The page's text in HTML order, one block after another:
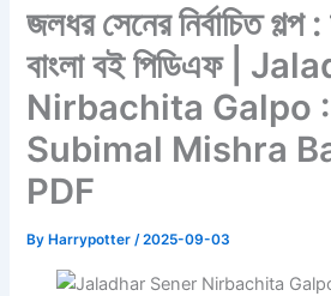
জলধর সেনের নির্বাচিত গল্প
বাংলা বই পিডিএফ |
Nirbachita Galpo
Subimal Mishra
PDF
By Harrypotter/2025-09-03